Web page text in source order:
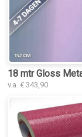
18 mtr Gloss
v.a. € 343,90